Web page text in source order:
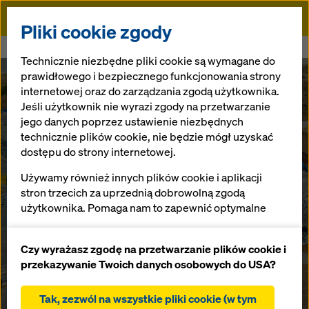
Doka
Deskowania i rusztowania Doka
Region Północ
komponentów szalunkowych i akcesoriów.
Niezawodne wsparcie projektowe i techniczne,
rozwiązania na każdą budowę. Biuro i magazyn
T:
Pliki cookie zgody
Technicznie niezbędne pliki cookie są wymagane do
prawidłowego i bezpiecznego funkcjonowania strony
internetowej oraz do zarządzania zgodą użytkownika.
Jeśli użytkownik nie wyrazi zgody na przetwarzanie
jego danych poprzez ustawienie niezbędnych
technicznie plików cookie, nie będzie mógł uzyskać
dostępu do strony internetowej.
Używamy również innych plików cookie i aplikacji
stron trzecich za uprzednią dobrowolną zgodą
użytkownika. Pomaga nam to zapewnić optymalne
ciągłe ulepszanie funkcjonalności naszej strony
internetowej (funkcjonalne i statystyczne pliki
ułatwienie sprawnego procesu zakupu podczas
Czy wyrażasz zgodę na przetwarzanie plików cookie i
przekazywanie Twoich danych osobowych do USA?
Tak, zezwól na wszystkie pliki cookie (w tym